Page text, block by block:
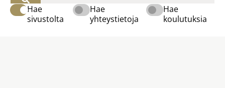
Hae
sivustolta
Hae
yhteystietoja
Hae
koulutuksia